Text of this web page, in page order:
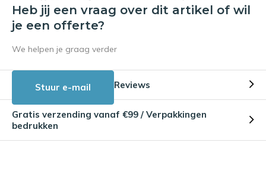
Heb jij een vraag over dit artikel of wil
je een offerte?
We helpen je graag verder
Stuur e-mail Reviews
Gratis verzending vanaf €99 / Verpakkingen
bedrukken